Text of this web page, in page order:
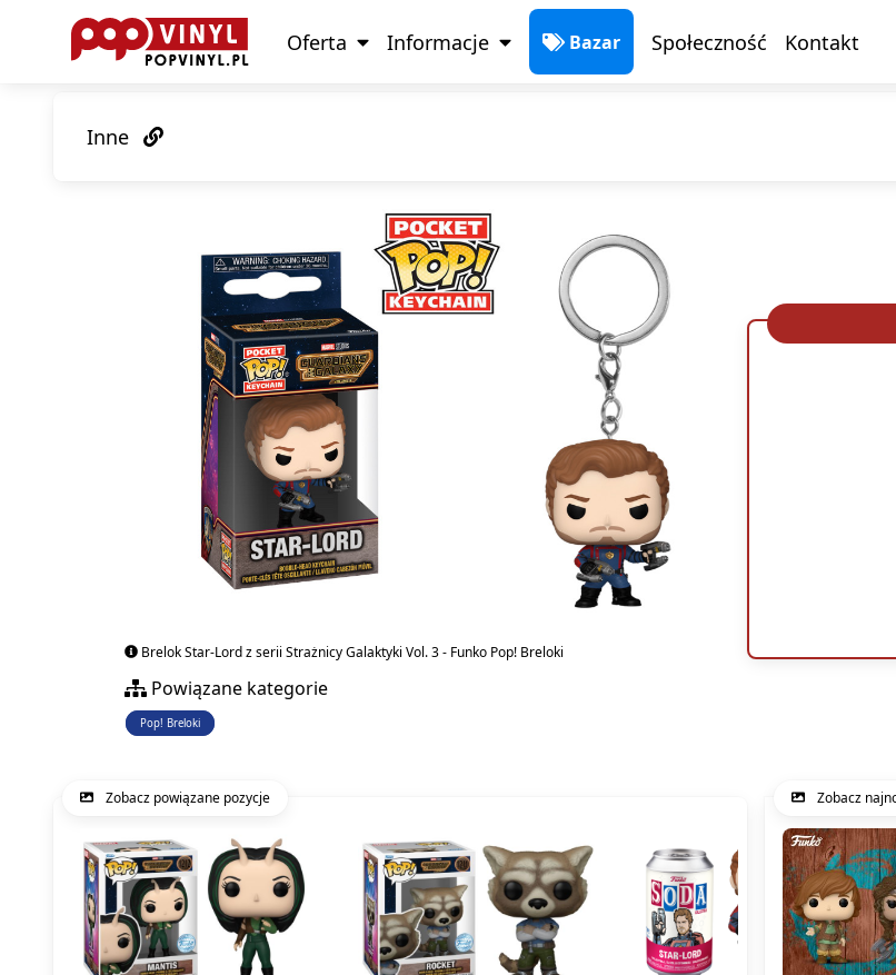
Oferta Informacje Bazar Społeczność Kontakt
Inne
Brelok Star-Lord z serii Strażnicy Galaktyki Vol. 3 - Funko Pop! Breloki
Powiązane kategorie
Pop! Breloki
Zobacz powiązane pozycje Zobacz